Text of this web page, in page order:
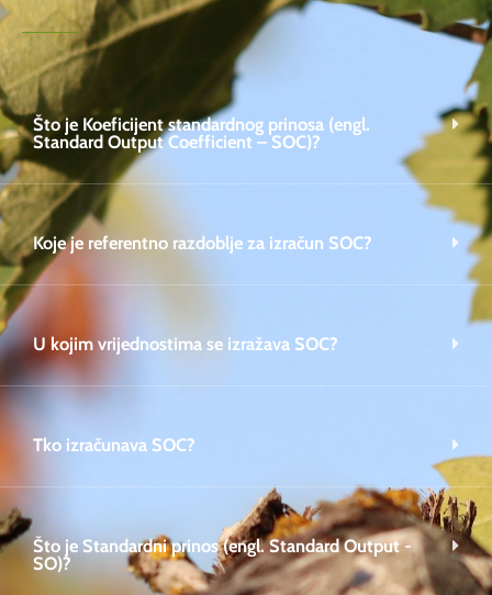
Što je Koeficijent standardnog prinosa (engl.
Standard Output Coefficient – SOC)?
Koje je referentno razdoblje za izračun SOC?
U kojim vrijednostima se izražava SOC?
Tko izračunava SOC?
Što je Standardni prinos (engl. Standard Output -
SO)?